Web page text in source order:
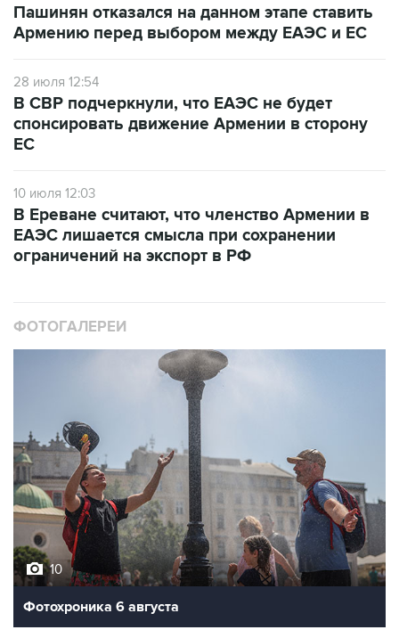
Пашинян отказался на данном этапе ставить
Армению перед выбором между ЕАЭС и ЕС
28 июля 12:54
В СВР подчеркнули, что ЕАЭС не будет
спонсировать движение Армении в сторону
ЕС
10 июля 12:03
В Ереване считают, что членство Армении в
ЕАЭС лишается смысла при сохранении
ограничений на экспорт в РФ
ФОТОГАЛЕРЕИ
10
Фотохроника 6 августа